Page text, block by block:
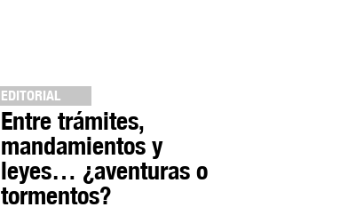
EDITORIAL
Entre trámites,
mandamientos y
leyes… ¿aventuras o
tormentos?